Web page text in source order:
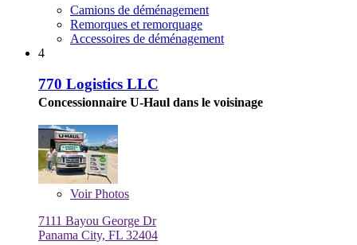
Camions de déménagement
Remorques et remorquage
Accessoires de déménagement
4
770 Logistics LLC
Concessionnaire U-Haul dans le voisinage
VoirPhotos
7111 Bayou George Dr
Panama City, FL 32404